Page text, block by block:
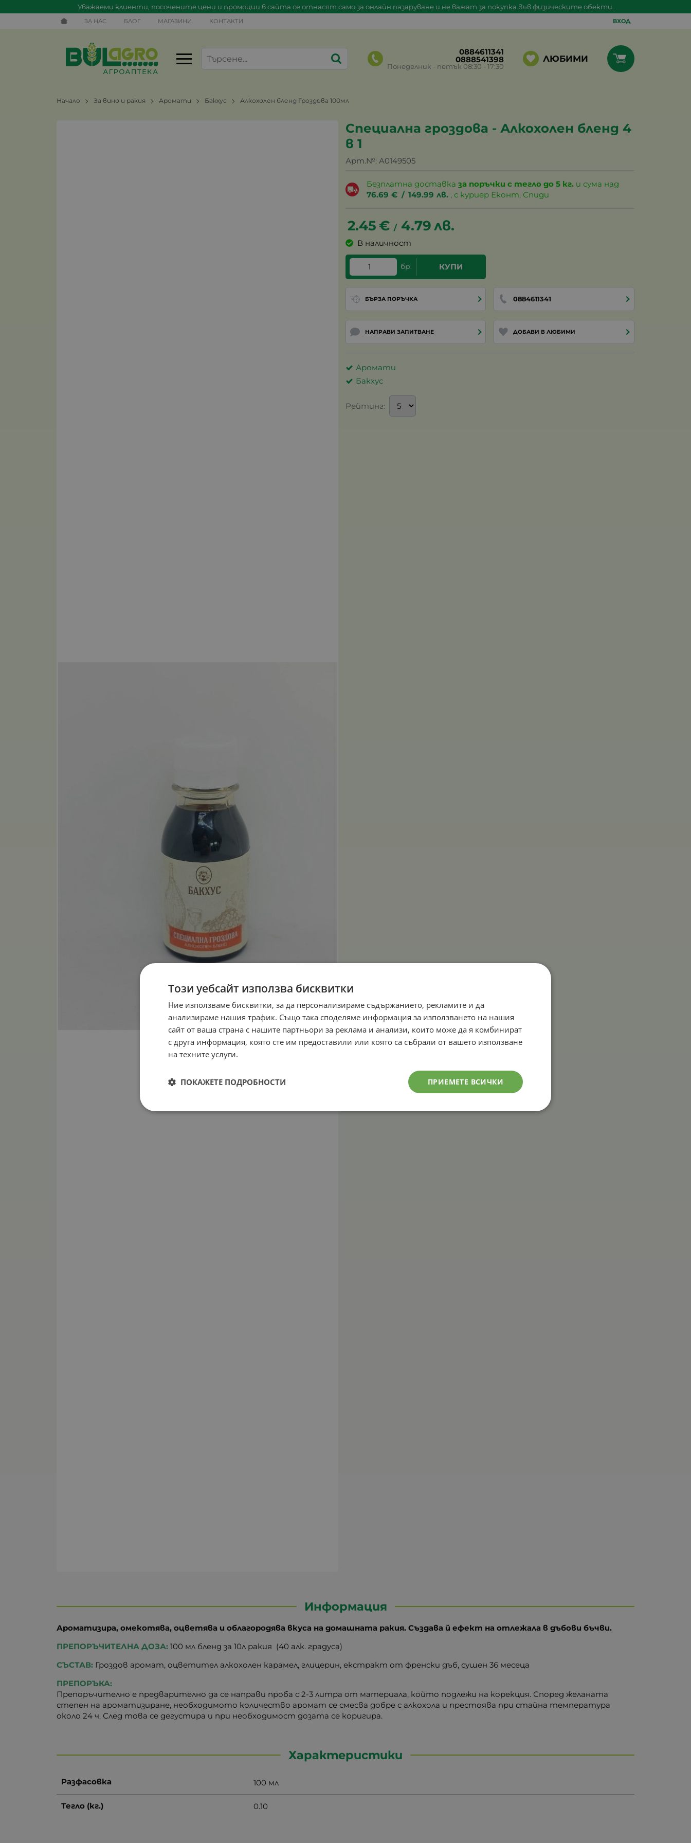
Уважаеми клиенти, посочените цени и промоции в сайта се отнасят само за онлайн пазаруване и не важат за покупка във физическите обекти.
ЗА НАС БЛОГ МАГАЗИНИ КОНТАКТИ ВХОД
0884611341
0888541398
Понеделник - петък 08:30 - 17:30
ЛЮБИМИ
Начало За вино и ракия Аромати Бакхус Алкохолен бленд Гроздова 100мл
Специална гроздова - Алкохолен бленд 4
в 1
Арт.№: A0149505
Безплатна доставказа поръчки с тегло до 5 кг. и сума над
76.69 € / 149.99 лв. , с куриер Еконт, Спиди
2.45€ / 4.79лв.
В наличност
бр. КУПИ
БЪРЗА ПОРЪЧКА 0884611341
НАПРАВИ ЗАПИТВАНЕ ДОБАВИ В ЛЮБИМИ
Аромати
Бакхус
Рейтинг:
Информация
Ароматизира, омекотява, оцветява и облагородява вкуса на домашната ракия. Създава й ефект на отлежала в дъбови бъчви.
ПРЕПОРЪЧИТЕЛНА ДОЗА: 100 мл бленд за 10л ракия (40 алк. градуса)
СЪСТАВ: Гроздов аромат, оцветител алкохолен карамел, глицерин, екстракт от френски дъб, сушен 36 месеца
ПРЕПОРЪКА:
Препоръчително е предварително да се направи проба с 2-3 литра от материала, който подлежи на корекция. Според желаната
степен на ароматизиране, необходимото количество аромат се смесва добре с алкохола и престоява при стайна температура
около 24 ч. След това се дегустира и при необходимост дозата се коригира.
Характеристики
Разфасовка 100 мл
Тегло (кг.) 0.10
Този уебсайт използва бисквитки
Ние използваме бисквитки, за да персонализираме съдържанието, рекламите и да
анализираме нашия трафик. Също така споделяме информация за използването на нашия
сайт от ваша страна с нашите партньори за реклама и анализи, които може да я комбинират
с друга информация, която сте им предоставили или която са събрали от вашето използване
на техните услуги.
ПРИЕМЕТЕ ВСИЧКИ
ПОКАЖЕТЕ ПОДРОБНОСТИ